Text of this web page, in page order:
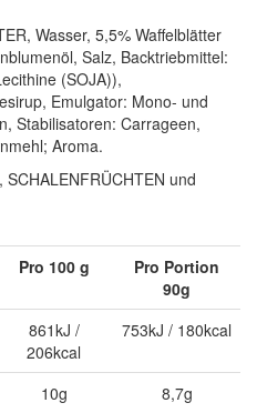
Wasser, 5,5% Waffelblätter
Salz, Backtriebmittel:
(SOJA)),
Emulgator: Mono- und
Stabilisatoren: Carrageen,
Aroma.
und
Pro 100 g
Pro Portion
90g
861kJ /
206kcal
753kJ / 180kcal
10g 8,7g